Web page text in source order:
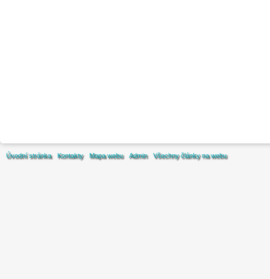
Úvodní stránka Kontakty Mapa webu Admin Všechny články na webu